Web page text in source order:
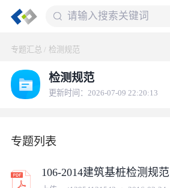
专题汇总 / 检测规范
检测规范
更新时间：2026-07-09 22:20:13
专题列表
106-2014建筑基桩检测规范